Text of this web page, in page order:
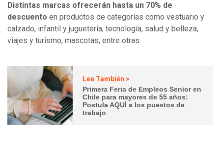
Distintas marcas ofrecerán hasta un 70% de
descuento en productos de categorías como vestuario y
calzado, infantil y juguetería, tecnología, salud y belleza,
viajes y turismo, mascotas, entre otras.
Lee También >
Primera Feria de Empleos Senior en
Chile para mayores de 55 años:
Postula AQUÍ a los puestos de
trabajo